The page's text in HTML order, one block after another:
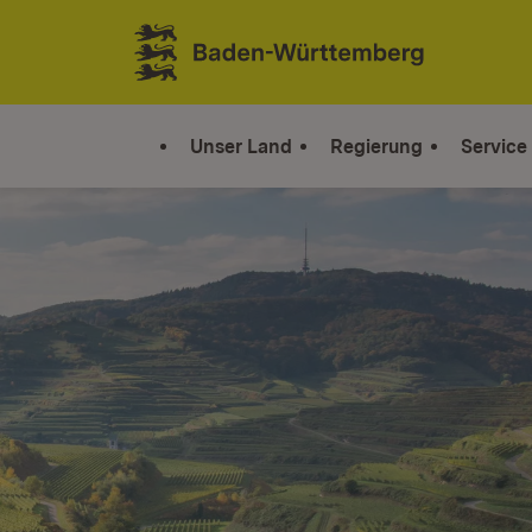
Zum Inhalt springen
Link zur Startseite
Unser Land Regierung Service